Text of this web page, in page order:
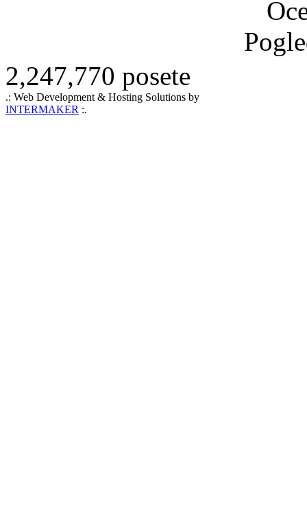
2,247,770 posete
.: Web Development & Hosting Solutions by
INTERMAKER :.